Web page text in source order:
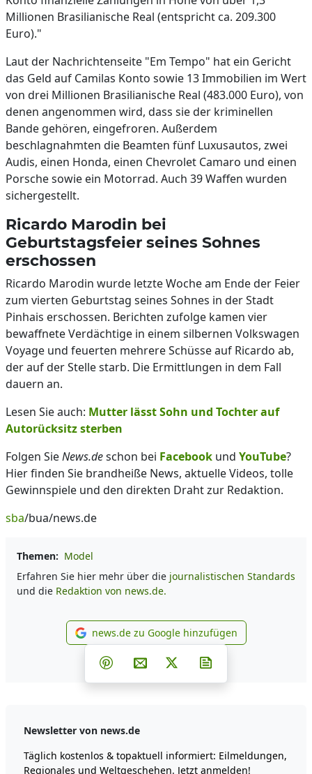
Millionen Brasilianische Real (entspricht ca. 209.300
Euro)."
Laut der Nachrichtenseite "Em Tempo" hat ein Gericht
das Geld auf Camilas Konto sowie 13 Immobilien im Wert
von drei Millionen Brasilianische Real (483.000 Euro), von
denen angenommen wird, dass sie der kriminellen
Bande gehören, eingefroren. Außerdem
beschlagnahmten die Beamten fünf Luxusautos, zwei
Audis, einen Honda, einen Chevrolet Camaro und einen
Porsche sowie ein Motorrad. Auch 39 Waffen wurden
sichergestellt.
Ricardo Marodin bei
Geburtstagsfeier seines Sohnes
erschossen
Ricardo Marodin wurde letzte Woche am Ende der Feier
zum vierten Geburtstag seines Sohnes in der Stadt
Pinhais erschossen. Berichten zufolge kamen vier
bewaffnete Verdächtige in einem silbernen Volkswagen
Voyage und feuerten mehrere Schüsse auf Ricardo ab,
der auf der Stelle starb. Die Ermittlungen in dem Fall
dauern an.
Lesen Sie auch: Mutter lässt Sohn und Tochter auf
Autorücksitz sterben
Folgen SieNews.deschon bei Facebook und YouTube?
Hier finden Sie brandheiße News, aktuelle Videos, tolle
Gewinnspiele und den direkten Draht zur Redaktion.
sba/bua/news.de
Themen: Model
Erfahren Sie hier mehr über die journalistischen Standards
und die Redaktion von news.de.
news.de zu Google
news.de zu Google hinzufügen
Teilen auf Facebook
Teilen auf Whatsapp
Teilen auf Telegram
Teilen auf Pinterest
Per E-Mail teilen
Post auf X
Newsletter von news.de
Täglich kostenlos & topaktuell informiert: Eilmeldungen,
Regionales und Weltgeschehen. Jetzt anmelden!